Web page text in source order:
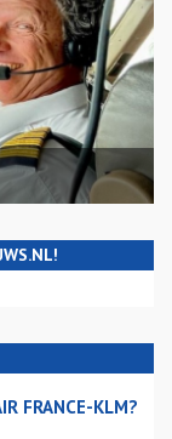
FRANCE-KLM?